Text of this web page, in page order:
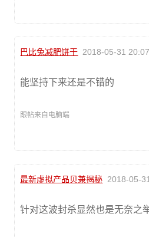
巴比兔减肥饼干 2018-05-31
能坚持下来还是不错的
跟帖来自电脑端
最新虚拟产品贝兼揭秘 2018-05-
针对这波封杀显然也是无奈之